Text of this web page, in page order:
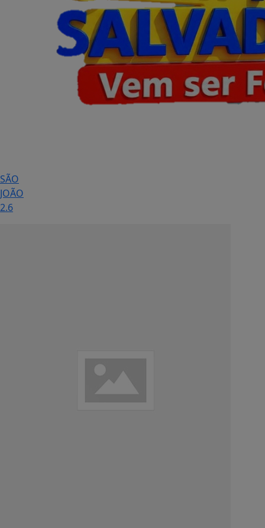
SÃO
JOÃO
2.6